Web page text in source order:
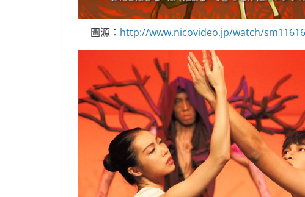
圖源： http://www.nicovideo.jp/watch/